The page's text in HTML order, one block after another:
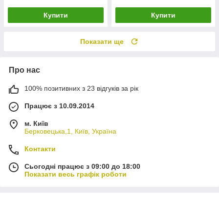
Купити Купити
Показати ще
Про нас
100% позитивних з 23 відгуків за рік
Працює з 10.09.2014
м. Київ
Берковецька,1, Київ, Україна
Контакти
Сьогодні працює з 09:00 до 18:00
Показати весь графік роботи